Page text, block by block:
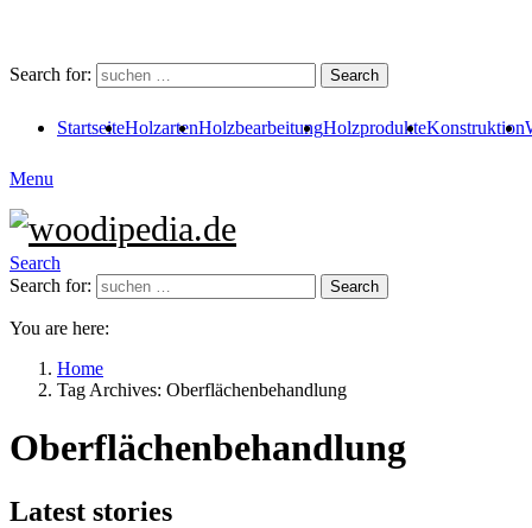
Search for: Search
StartseiteHolzartenHolzbearbeitungHolzprodukteKonstruktion
Menu
Search
Search for:
Search
You are here:
Home
Tag Archives: Oberflächenbehandlung
Oberflächenbehandlung
Latest stories